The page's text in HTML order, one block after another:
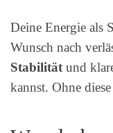
Deine Energie als
Wunsch nach
Stabilität und
kannst. Ohne